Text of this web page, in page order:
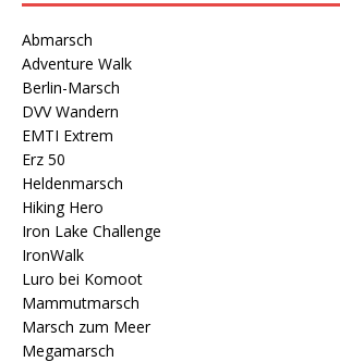
Abmarsch
Adventure Walk
Berlin-Marsch
DVV Wandern
EMTI Extrem
Erz 50
Heldenmarsch
Hiking Hero
Iron Lake Challenge
IronWalk
Luro bei Komoot
Mammutmarsch
Marsch zum Meer
Megamarsch